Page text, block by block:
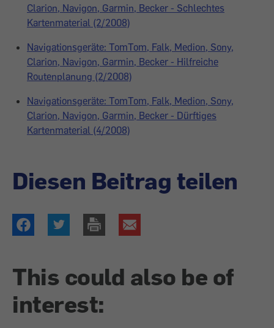
Clarion, Navigon, Garmin, Becker - Schlechtes
Kartenmaterial (2/2008)
Navigationsgeräte: TomTom, Falk, Medion, Sony,
Clarion, Navigon, Garmin, Becker - Hilfreiche
Routenplanung (2/2008)
Navigationsgeräte: TomTom, Falk, Medion, Sony,
Clarion, Navigon, Garmin, Becker - Dürftiges
Kartenmaterial (4/2008)
Diesen Beitrag teilen
This could also be of
interest: